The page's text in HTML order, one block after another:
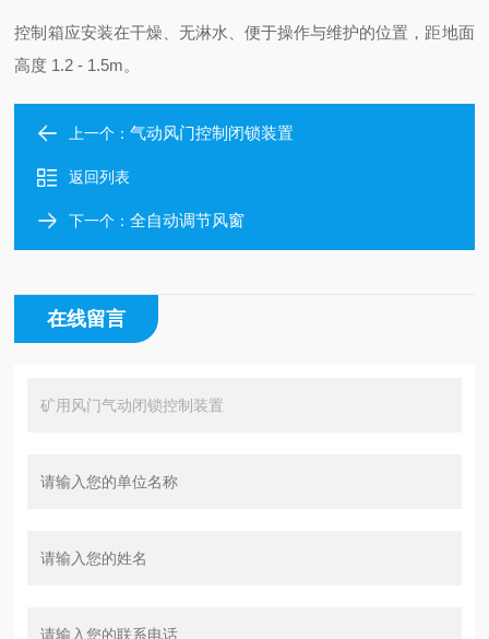
控制箱应安装在干燥、无淋水、便于操作与维护的位置，距地面
高度 1.2 - 1.5m。
上一个：气动风门控制闭锁装置
返回列表
下一个：全自动调节风窗
在线留言